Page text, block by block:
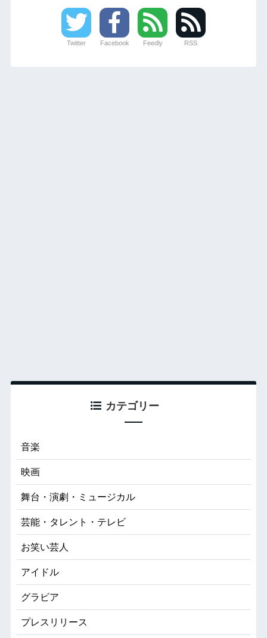
Twitter Facebook Feedly RSS
カテゴリー
音楽
映画
舞台・演劇・ミュージカル
芸能・タレント・テレビ
お笑い芸人
アイドル
グラビア
プレスリリース